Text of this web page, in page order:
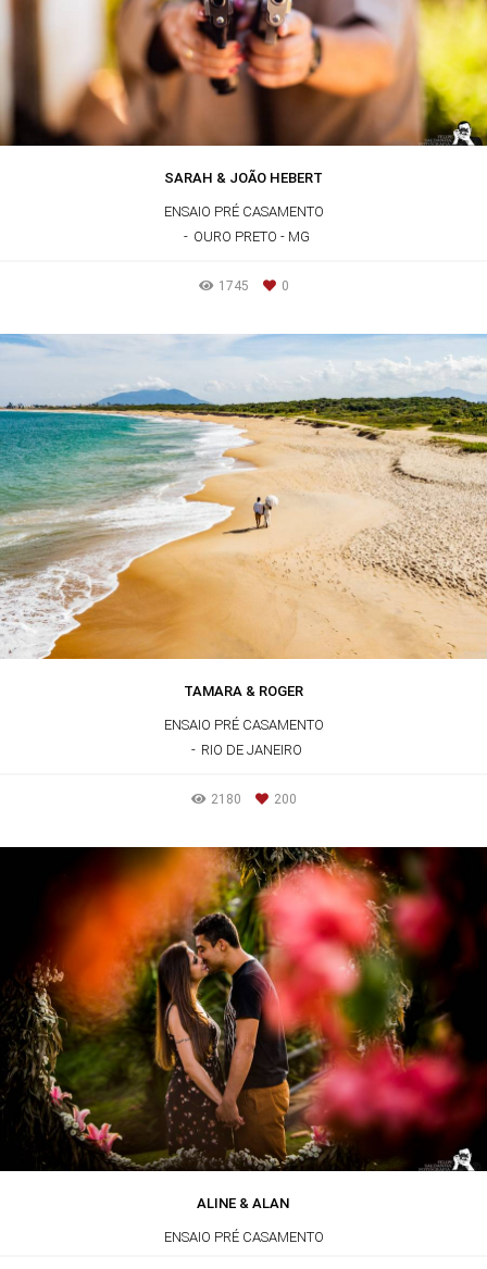
SARAH & JOÃO HEBERT
ENSAIO PRÉ CASAMENTO
OURO PRETO - MG
1745 0
TAMARA & ROGER
ENSAIO PRÉ CASAMENTO
RIO DE JANEIRO
2180 200
ALINE & ALAN
ENSAIO PRÉ CASAMENTO